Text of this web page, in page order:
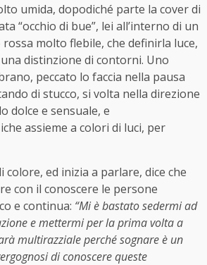
umida, dopodiché parte la cover di
“occhio di bue”, lei all’interno di un
molto flebile, che definirla luce,
distinzione di contorni. Uno
peccato lo faccia nella pausa
di stucco, si volta nella direzione
dolce e sensuale, e
assieme a colori di luci, per
ed inizia a parlare, dice che
con il conoscere le persone
e continua: “Mi è bastato sedermi ad
e mettermi per la prima volta a
multirazziale perché sognare è un
di conoscere queste